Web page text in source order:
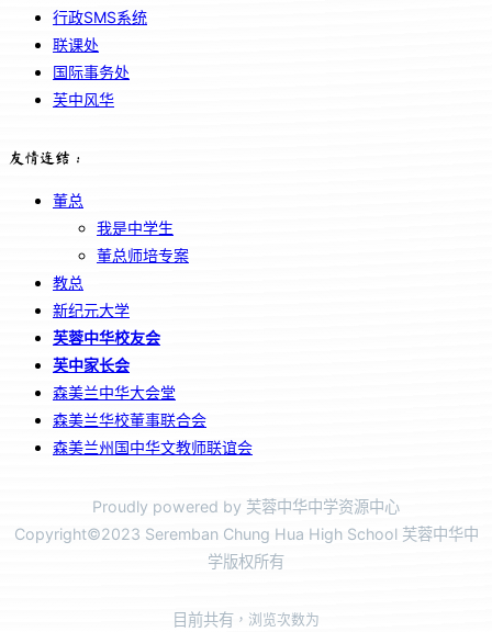
行政SMS系统
联课处
国际事务处
芙中风华
友情连结：
董总
我是中学生
董总师培专案
教总
新纪元大学
芙蓉中华校友会
芙中家长会
森美兰中华大会堂
森美兰华校董事联合会
森美兰州国中华文教师联谊会
Proudly powered by 芙蓉中华中学资源中心
Copyright©2023 Seremban Chung Hua High School 芙蓉中华中
学版权所有
目前共有 ，浏览次数为